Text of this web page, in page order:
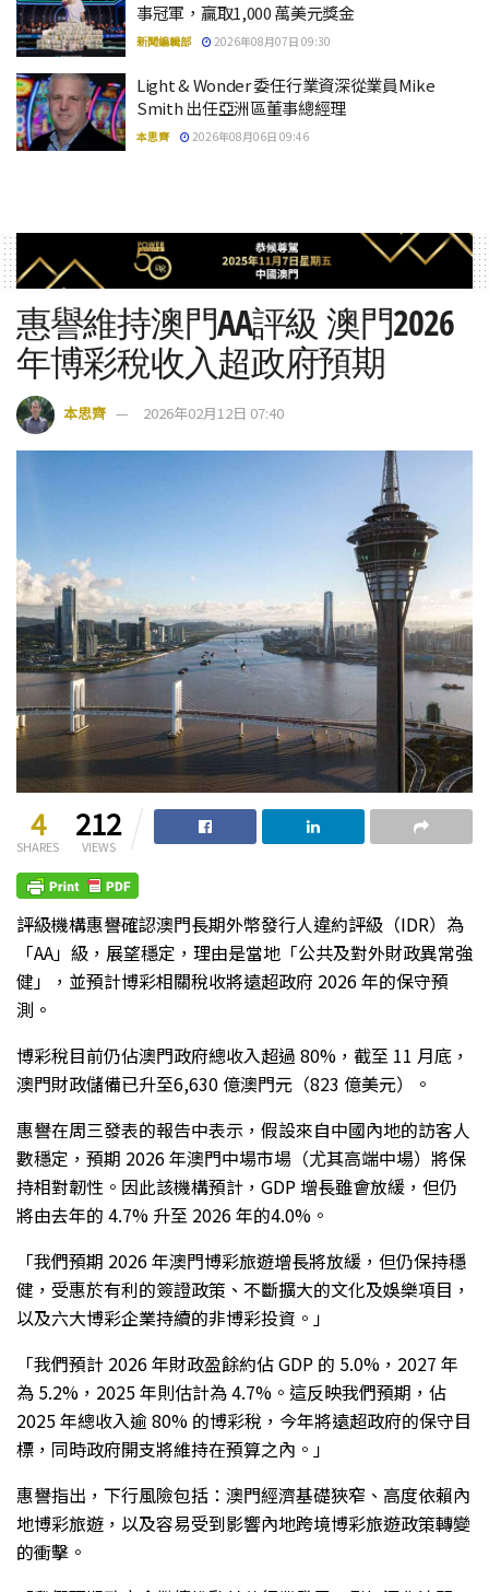
事冠軍，贏取1,000 萬美元獎金
新聞編輯部 2026年08月07日 09:30
Light & Wonder 委任行業資深從業員Mike
Smith 出任亞洲區董事總經理
本思齊 2026年08月06日 09:46
惠譽維持澳門AA評級 澳門2026
年博彩稅收入超政府預期
本思齊 2026年02月12日 07:40
4
SHARES
212
VIEWS
評級機構惠譽確認澳門長期外幣發行人違約評級（IDR）為
「AA」級，展望穩定，理由是當地「公共及對外財政異常強
健」，並預計博彩相關稅收將遠超政府 2026 年的保守預
測。
博彩稅目前仍佔澳門政府總收入超過 80%，截至 11 月底，
澳門財政儲備已升至6,630 億澳門元（823 億美元）。
惠譽在周三發表的報告中表示，假設來自中國內地的訪客人
數穩定，預期 2026 年澳門中場市場（尤其高端中場）將保
持相對韌性。因此該機構預計，GDP 增長雖會放緩，但仍
將由去年的 4.7% 升至 2026 年的4.0%。
「我們預期 2026 年澳門博彩旅遊增長將放緩，但仍保持穩
健，受惠於有利的簽證政策、不斷擴大的文化及娛樂項目，
以及六大博彩企業持續的非博彩投資。」
「我們預計 2026 年財政盈餘約佔 GDP 的 5.0%，2027 年
為 5.2%，2025 年則估計為 4.7%。這反映我們預期，佔
2025 年總收入逾 80% 的博彩稅，今年將遠超政府的保守目
標，同時政府開支將維持在預算之內。」
惠譽指出，下行風險包括：澳門經濟基礎狹窄、高度依賴內
地博彩旅遊，以及容易受到影響內地跨境博彩旅遊政策轉變
的衝擊。